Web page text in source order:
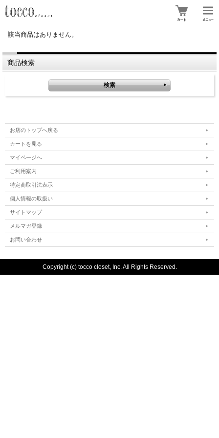
該当商品はありません。
商品検索
お店のトップへ戻る
カートを見る
マイページへ
ご利用案内
特定商取引法表示
個人情報の取扱い
サイトマップ
メルマガ登録
お問い合わせ
Copyright (c) tocco closet, Inc. All Rights Reserved.